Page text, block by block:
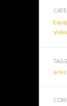
TAGS
arles